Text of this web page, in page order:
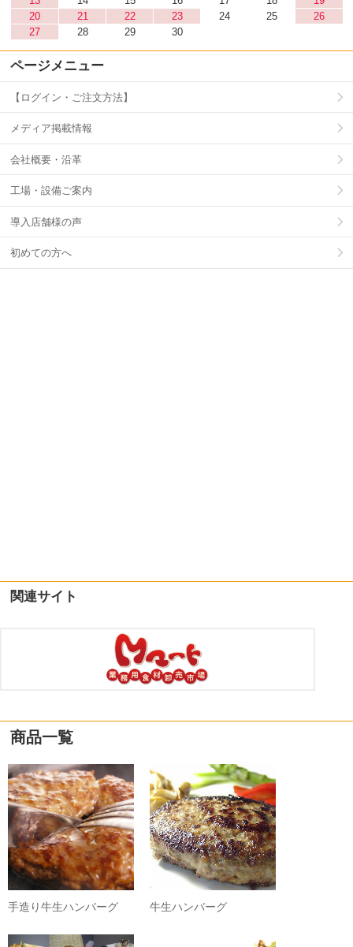
20
21 22 23 24 25
26
27
28 29 30
ページメニュー
【ログイン・ご注文方法】
メディア掲載情報
会社概要・沿革
工場・設備ご案内
導入店舗様の声
初めての方へ
関連サイト
商品一覧
手造り牛生ハンバーグ 牛生ハンバーグ